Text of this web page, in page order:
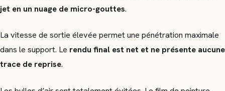
jet en un nuage de micro-gouttes.
La vitesse de sortie élevée permet une pénétration maximale
dans le support. Le rendu final est net et ne présente aucune
trace de reprise.